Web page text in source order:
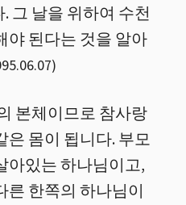
그 날을 위하여 수천
야 된다는 것을 알아
)
본체이므로 참사랑
은 몸이 됩니다. 부모
아있는 하나님이고,
른 한쪽의 하나님이